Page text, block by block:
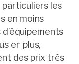
particuliers les
en moins
en plus,
des prix très